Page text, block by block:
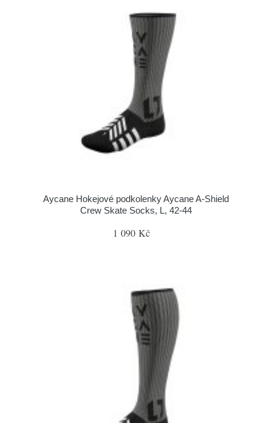
Aycane Hokejové podkolenky Aycane A-Shield
Crew Skate Socks, L, 42-44
1 090 Kč